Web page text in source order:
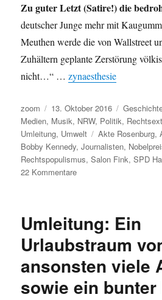
Zu guter Letzt (Satire!) die
deutscher Junge mehr mit
Meuthen werde die von Wallstreet
Zuhältern geplante Zerstörung
nicht…“ …zynaesthesie
Autor
zoom
Veröffentlicht
am
13. Oktober 2016 Kategorien
Medien, Musik, NRW, Politik,
Umleitung, Umwelt Schlagwörter
Akte Rosenburg,
Bobby Kennedy,Journalisten,
Rechtspopulismus,Salon Fink,SPD
22 Kommentarezu
Dylan
Al-
Bakr
und
Bobby
Umleitung: Ein
Urlaubstraum
ansonsten viele
sowie ein bunter